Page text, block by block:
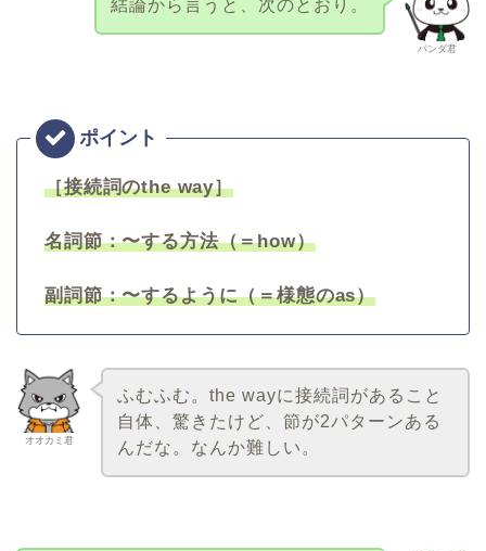
パンダ君
結論から言うと、次のとおり。
［接続詞のthe way］
名詞節：〜する方法（＝how）
副詞節：〜するように（＝様態のas）
オオカミ君
ふむふむ。the wayに接続詞があること
自体、驚きたけど、節が2パターンある
んだな。なんか難しい。